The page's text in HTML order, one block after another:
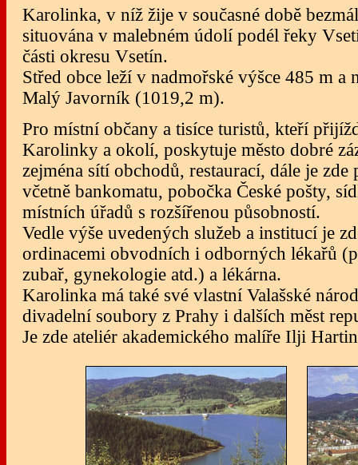
Karolinka, v níž žije v současné době
situována v malebném údolí podél řeky
části okresu Vsetín.
Střed obce leží v nadmořské výšce 485 m a
Malý Javorník (1019,2 m).
Pro místní občany a tisíce turistů, kteří
Karolinky a okolí, poskytuje město dobré
zejména sítí obchodů, restaurací, dále je
včetně bankomatu, pobočka České pošty,
místních úřadů s rozšířenou působností.
Vedle výše uvedených služeb a institucí je
ordinacemi obvodních i odborných lékařů
zubař, gynekologie atd.) a lékárna.
Karolinka má také své vlastní Valašské
divadelní soubory z Prahy i dalších měst
Je zde ateliér akademického malíře Ilji